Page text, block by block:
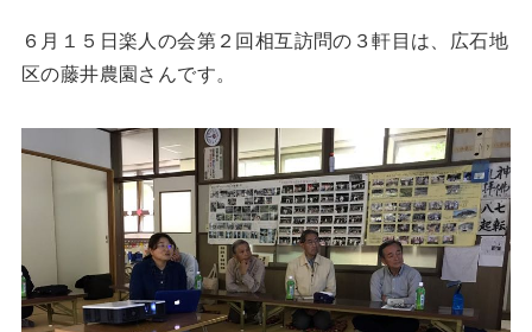
６月１５日楽人の会第２回相互訪問の３軒目は、広石地
区の藤井農園さんです。